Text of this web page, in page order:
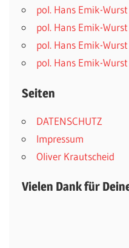
pol. Hans Emik-Wurst
pol. Hans Emik-Wurst
pol. Hans Emik-Wurst
pol. Hans Emik-Wurst
Seiten
DATENSCHUTZ
Impressum
Oliver Krautscheid
Vielen Dank für